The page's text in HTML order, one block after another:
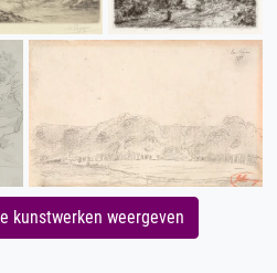
kunstwerken weergeven